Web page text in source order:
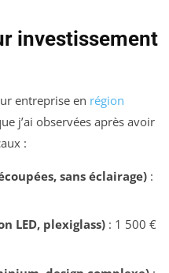
investissement
entreprise en région
j’ai observées après avoir
:
sans éclairage):
LED, plexiglass): 1 500 €